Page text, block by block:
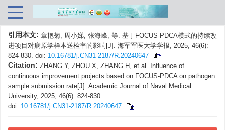
引用本文: 章艳菊, 周小娣, 张海峰, 等. 基于FOCUS-PDCA模式的持续改
进项目对病原学样本送检率的影响[J]. 海军军医大学学报, 2025, 46(6):
824-830. doi: 10.16781/j.CN31-2187/R.20240647
Citation: ZHANG Y, ZHOU X, ZHANG H, et al. Influence of
continuous improvement projects based on FOCUS-PDCA on pathogen
sample submission rate[J]. Academic Journal of Naval Medical
University, 2025, 46(6): 824-830.
doi: 10.16781/j.CN31-2187/R.20240647